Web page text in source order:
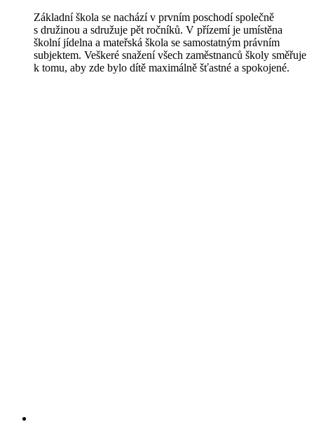
Základní škola se nachází v prvním poschodí společně
s družinou a sdružuje pět ročníků. V přízemí je umístěna
školní jídelna a mateřská škola se samostatným právním
subjektem. Veškeré snažení všech zaměstnanců školy směřuje
k tomu, aby zde bylo dítě maximálně šťastné a spokojené.